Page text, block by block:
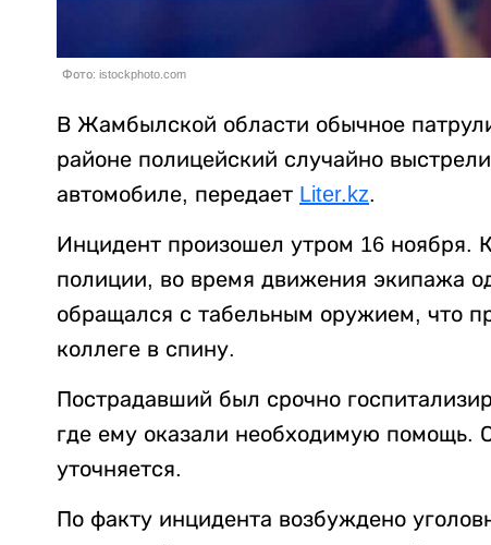
Фото: istockphoto.com
В Жамбылской области обычное
районе полицейский случайно
автомобиле, передает Liter.kz.
Инцидент произошел утром 16 ноября.
полиции, во время движения экипажа
обращался с табельным оружием, что
коллеге в спину.
Пострадавший был срочно
где ему оказали необходимую помощь.
уточняется.
По факту инцидента возбуждено